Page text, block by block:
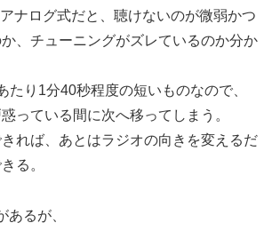
ナログ式だと、聴けないのが微弱かつ
、チューニングがズレているのか分か
たり1分40秒程度の短いものなので、
っている間に次へ移ってしまう。
れば、あとはラジオの向きを変えるだ
る。
あるが、